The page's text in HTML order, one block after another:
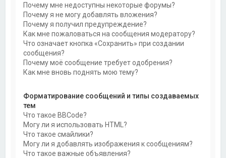
Почему мне недоступны некоторые форумы?
Почему я не могу добавлять вложения?
Почему я получил предупреждение?
Как мне пожаловаться на сообщения модератору?
Что означает кнопка «Сохранить» при создании
сообщения?
Почему моё сообщение требует одобрения?
Как мне вновь поднять мою тему?
Форматирование сообщений и типы создаваемых
тем
Что такое BBCode?
Могу ли я использовать HTML?
Что такое смайлики?
Могу ли я добавлять изображения к сообщениям?
Что такое важные объявления?